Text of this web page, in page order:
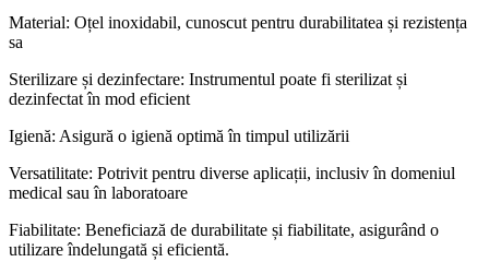
Material: Oțel inoxidabil, cunoscut pentru durabilitatea și rezistența
sa
Sterilizare și dezinfectare: Instrumentul poate fi sterilizat și
dezinfectat în mod eficient
Igienă: Asigură o igienă optimă în timpul utilizării
Versatilitate: Potrivit pentru diverse aplicații, inclusiv în domeniul
medical sau în laboratoare
Fiabilitate: Beneficiază de durabilitate și fiabilitate, asigurând o
utilizare îndelungată și eficientă.